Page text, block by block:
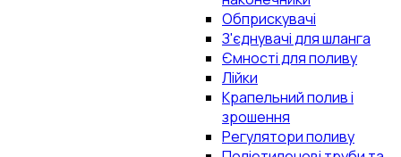
Обприскувачі
З'єднувачі для шланга
Ємності для поливу
Лійки
Крапельний полив і
зрошення
Регулятори поливу